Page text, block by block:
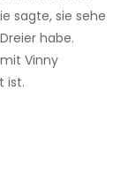
sagte, sie sehe
habe.
Vinny
ist.